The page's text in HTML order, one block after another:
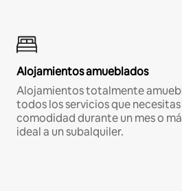
Alojamientos amueblados
Alojamientos totalmente
todos los servicios que
comodidad durante un mes o
ideal a un subalquiler.